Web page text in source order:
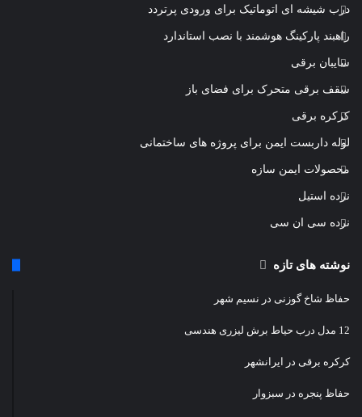
درب شیشه ای اتوماتیک برای ورودی پرتردد
راهبند پارکینگ هوشمند با نصب استاندارد
سایبان برقی
سقف برقی متحرک برای فضای باز
کرکره برقی
لوله داربست ایمن برای پروژه های ساختمانی
محصولات ایمن سازه
نرده استیل
نرده سی ان سی
نوشته های تازه
حفاظ شاخ گوزنی در نسیم شهر
12 مدل درب حیاط برش لیزری هندسی
کرکره برقی در ایرانشهر
حفاظ پنجره در سبزوار